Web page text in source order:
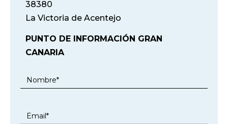
38380
La Victoria de Acentejo
PUNTO DE INFORMACIÓN GRAN
CANARIA